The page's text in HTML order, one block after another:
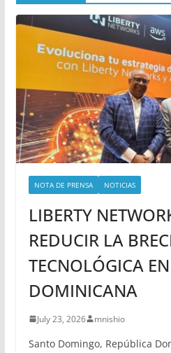
NOTA DE PRENSA NOTICIAS
LIBERTY
REDUCIR LA
TECNOLÓGICA
DOMINICANA
July 23, 2026 mnishio
Santo Domingo, República